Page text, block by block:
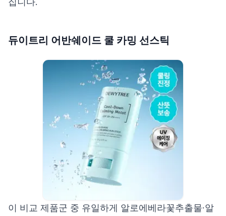
듀이트리 어반쉐이드 쿨 카밍 선스틱
이 비교 제품군 중 유일하게 알로에베라꽃추출물·알